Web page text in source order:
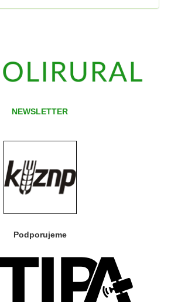
NEWSLETTER
Podporujeme